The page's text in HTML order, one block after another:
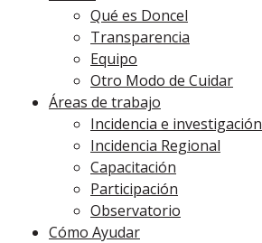
Qué es Doncel
Transparencia
Equipo
Otro Modo de Cuidar
Áreas de trabajo
Incidencia e investigación
Incidencia Regional
Capacitación
Participación
Observatorio
Cómo Ayudar